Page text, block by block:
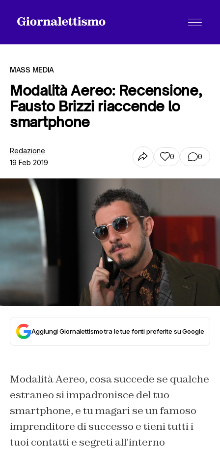
Tutti gli articoli
Chi siamo
Contatti
MASS MEDIA
Modalità Aereo: Recensione,
Fausto Brizzi riaccende lo
smartphone
Redazione
19 Feb 2019
0 0
Aggiungi Giornalettismo tra le tue fonti preferite su Google
Modalità Aereo, cosa succede se qualche
estraneo si impadronisce del tuo
smartphone, e tu magari se un famoso
imprenditore di successo e tieni tutti i
tuoi contatti e segreti all’interno